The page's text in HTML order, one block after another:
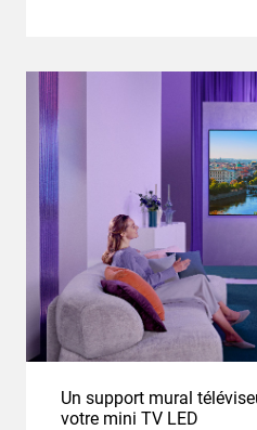
Un support mural
votre mini TV LED